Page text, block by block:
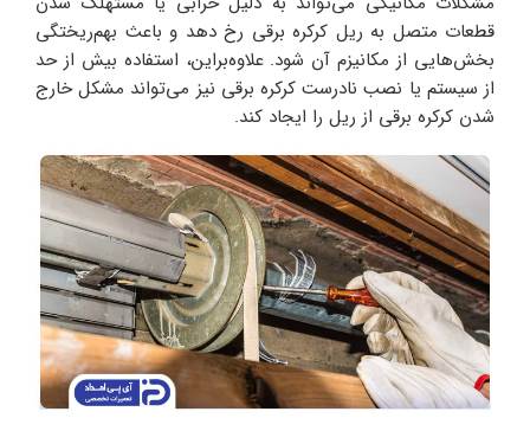
قطعات متصل به ریل کرکره برقی رخ دهد و باعث بهم‌ریختگی
بخش‌هایی از مکانیزم آن شود. علاوه‌بر‌این، استفاده بیش‌ از‌ حد
از سیستم یا نصب نادرست کرکره برقی نیز می‌تواند مشکل خارج
شدن کرکره برقی از ریل را ایجاد کند.